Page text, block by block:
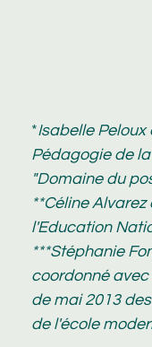
*Isabelle
Pédagogie de
"Domaine du
**Céline
l'Education
***Stéphanie
coordonné avec
de mai 2013
de l'école